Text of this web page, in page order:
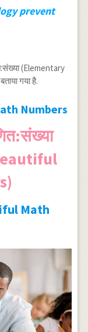
prevent
(Elementary
गया है.
Numbers
Math